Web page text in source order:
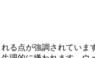
る点が強調されていま